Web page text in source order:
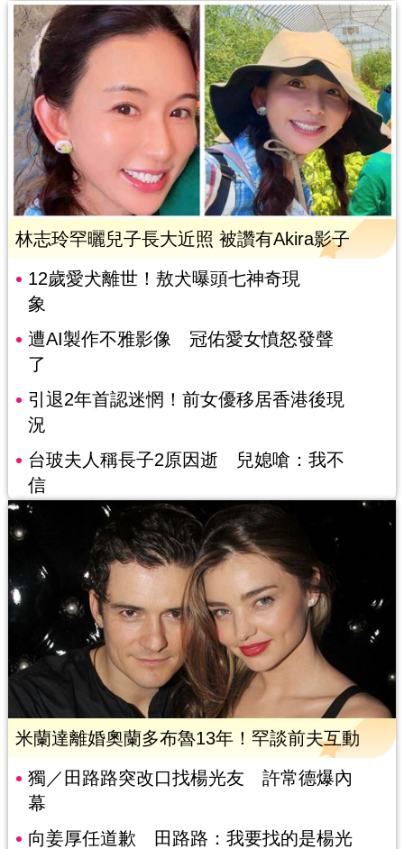
林志玲罕曬兒子長大近照 被讚有Akira影子
12歲愛犬離世！敖犬曝頭七神奇現
象
遭AI製作不雅影像 冠佑愛女憤怒發聲
了
引退2年首認迷惘！前女優移居香港後現
況
台玻夫人稱長子2原因逝 兒媳嗆：我不
信
米蘭達離婚奧蘭多布魯13年！罕談前夫互動
獨／田路路突改口找楊光友 許常德爆內
幕
向姜厚任道歉 田路路：我要找的是楊光